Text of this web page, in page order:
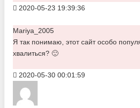
2020-05-23 19:39:36
Mariya_2005
Я так понимаю, этот сайт особо
хвалиться? 🙂
2020-05-30 00:01:59